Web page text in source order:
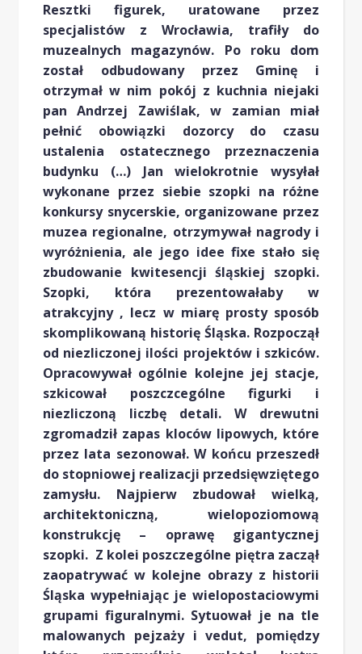
Resztki figurek, uratowane przez
specjalistów z Wrocławia, trafiły do
muzealnych magazynów. Po roku dom
został odbudowany przez Gminę i
otrzymał w nim pokój z kuchnia niejaki
pan Andrzej Zawiślak, w zamian miał
pełnić obowiązki dozorcy do czasu
ustalenia ostatecznego przeznaczenia
budynku (…) Jan wielokrotnie wysyłał
wykonane przez siebie szopki na różne
konkursy snycerskie, organizowane przez
muzea regionalne, otrzymywał nagrody i
wyróżnienia, ale jego idee fixe stało się
zbudowanie kwitesencji śląskiej szopki.
Szopki, która prezentowałaby w
atrakcyjny , lecz w miarę prosty sposób
skomplikowaną historię Śląska. Rozpoczął
od niezliczonej ilości projektów i szkiców.
Opracowywał ogólnie kolejne jej stacje,
szkicował poszczcególne figurki i
niezliczoną liczbę detali. W drewutni
zgromadził zapas kloców lipowych, które
przez lata sezonował. W końcu przeszedł
do stopniowej realizacji przedsięwziętego
zamysłu. Najpierw zbudował wielką,
architektoniczną, wielopoziomową
konstrukcję – oprawę gigantycznej
szopki. Z kolei poszczególne piętra zaczął
zaopatrywać w kolejne obrazy z historii
Śląska wypełniając je wielopostaciowymi
grupami figuralnymi. Sytuował je na tle
malowanych pejzaży i vedut, pomiędzy